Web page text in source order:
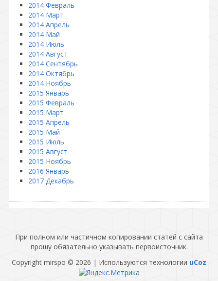
2014 Февраль
2014 Март
2014 Апрель
2014 Май
2014 Июль
2014 Август
2014 Сентябрь
2014 Октябрь
2014 Ноябрь
2015 Январь
2015 Февраль
2015 Март
2015 Апрель
2015 Май
2015 Июль
2015 Август
2015 Ноябрь
2016 Январь
2017 Декабрь
При полном или частичном копировании статей с сайта
прошу обязательно указывать первоисточник.
Copyright mirspo © 2026 | Используются технологии uCoz